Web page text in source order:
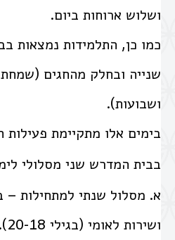
ושלוש ארוחות ביום.
כמו כן, התלמידות נמצאות
שנייה ובחלק מהחגים (שמחת
ושבועות).
בימים אלו מתקיימת פעילות
בבית המדרש שני מסלולי
א. מסלול שנתי למתחילות –